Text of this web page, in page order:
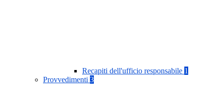
Recapiti dell'ufficio responsabile 1
Provvedimenti 3